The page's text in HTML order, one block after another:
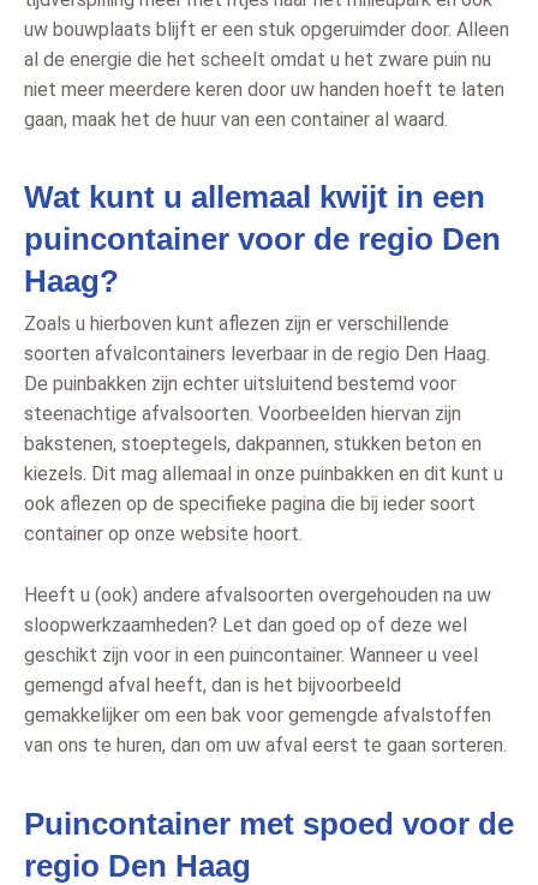
uw bouwplaats blijft er een stuk opgeruimder door. Alleen
al de energie die het scheelt omdat u het zware puin nu
niet meer meerdere keren door uw handen hoeft te laten
gaan, maak het de huur van een container al waard.
Wat kunt u allemaal kwijt in een
puincontainer voor de regio Den
Haag?
Zoals u hierboven kunt aflezen zijn er verschillende
soorten afvalcontainers leverbaar in de regio Den Haag.
De puinbakken zijn echter uitsluitend bestemd voor
steenachtige afvalsoorten. Voorbeelden hiervan zijn
bakstenen, stoeptegels, dakpannen, stukken beton en
kiezels. Dit mag allemaal in onze puinbakken en dit kunt u
ook aflezen op de specifieke pagina die bij ieder soort
container op onze website hoort.
Heeft u (ook) andere afvalsoorten overgehouden na uw
sloopwerkzaamheden? Let dan goed op of deze wel
geschikt zijn voor in een puincontainer. Wanneer u veel
gemengd afval heeft, dan is het bijvoorbeeld
gemakkelijker om een bak voor gemengde afvalstoffen
van ons te huren, dan om uw afval eerst te gaan sorteren.
Puincontainer met spoed voor de
regio Den Haag